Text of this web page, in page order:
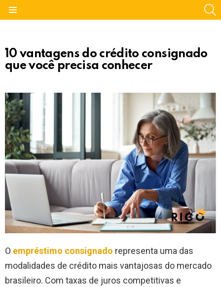
10 vantagens do crédito consignado
que você precisa conhecer
O empréstimo consignado representa uma das
modalidades de crédito mais vantajosas do mercado
brasileiro. Com taxas de juros competitivas e